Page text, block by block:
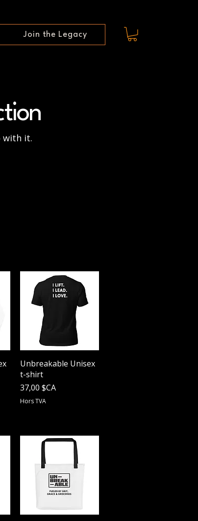
Join the Legacy
with it.
Aperçu rapide
Unbreakable Unisex
t-shirt
Prix
37,00 $CA
Hors TVA